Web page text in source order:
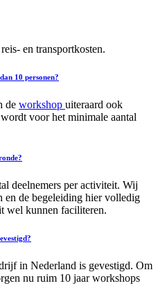
en transportkosten.
10 personen?
de workshop uiteraard ook
voor het minimale aantal
deelnemers per activiteit. Wij
en de begeleiding hier volledig
wel kunnen faciliteren.
in Nederland is gevestigd. Om
nu ruim 10 jaar workshops